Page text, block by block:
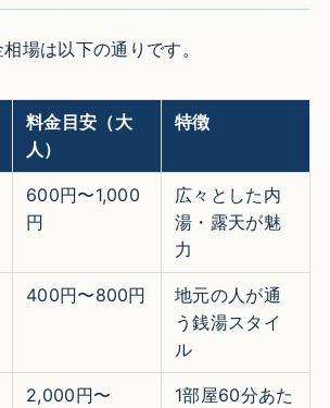
場は以下の通りです。
料金目安（大
人）
特徴
600円〜1,000
円
広々とした内
湯・露天が魅
力
400円〜800円
地元の人が通
う銭湯スタイ
ル
2,000円〜
1部屋60分あた